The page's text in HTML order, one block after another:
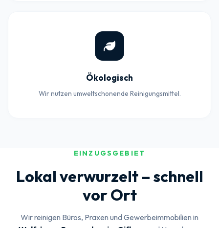
Ökologisch
Wir nutzen umweltschonende Reinigungsmittel.
EINZUGSGEBIET
Lokal verwurzelt – schnell
vor Ort
Wir reinigen Büros, Praxen und Gewerbeimmobilien in